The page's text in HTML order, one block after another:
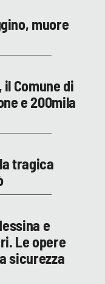
muore
Comune di
e 200mila
tragica
e
Le opere
sicurezza